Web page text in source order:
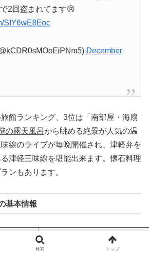
2回盗まれてます😢
SIY6wE8Eoc
December
館ランキング、3位は「南部屋・海扇
の露天風呂から眺める絶景が人気の温
線のライブが毎晩開催され、津軽弁を
津軽三味線を堪能出来ます。懐石料理
ンもあります。
基本情報
〒039-3501 青森県青森市大字浅虫字
017-752-4411
検索 トップ